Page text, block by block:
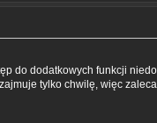
do dodatkowych funkcji
tylko chwilę, więc